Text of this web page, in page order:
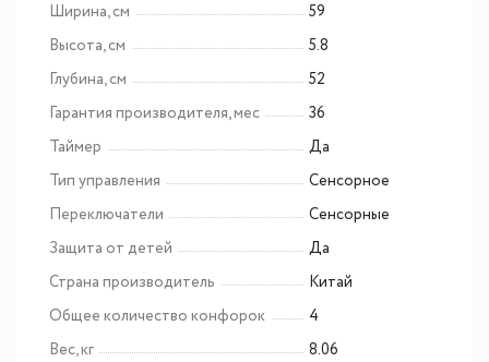
Ширина, см
59
Высота, см
5.8
Глубина, см
52
Гарантия производителя, мес
36
Таймер
Да
Тип управления
Сенсорное
Переключатели
Сенсорные
Защита от детей
Да
Страна производитель
Китай
Общее количество конфорок
4
Вес, кг
8.06